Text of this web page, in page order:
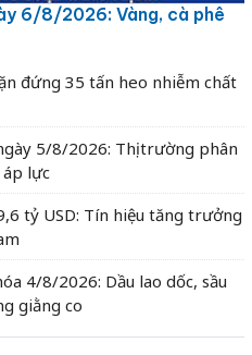
6/8/2026: Vàng, cà phê
đứng 35 tấn heo nhiễm chất
5/8/2026: Thị trường phân
áp lực
tỷ USD: Tín hiệu tăng trưởng
4/8/2026: Dầu lao dốc, sầu
giằng co